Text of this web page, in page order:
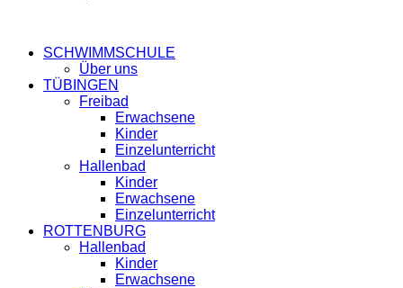
SCHWIMMSCHULE
Über uns
TÜBINGEN
Freibad
Erwachsene
Kinder
Einzelunterricht
Hallenbad
Kinder
Erwachsene
Einzelunterricht
ROTTENBURG
Hallenbad
Kinder
Erwachsene